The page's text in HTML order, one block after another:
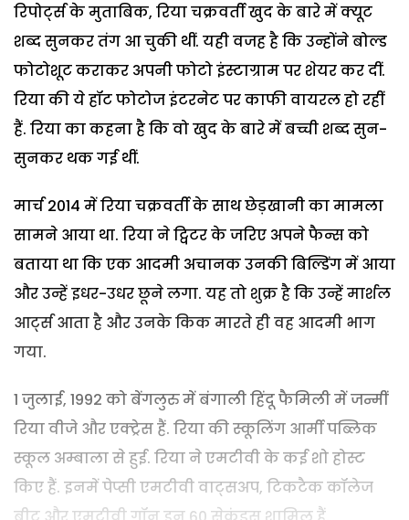
रिपोर्ट्स के मुताबिक, रिया चक्रवर्ती खुद के बारे में क्यूट
शब्द सुनकर तंग आ चुकी थीं. यही वजह है कि उन्होंने बोल्ड
फोटोशूट कराकर अपनी फोटो इंस्टाग्राम पर शेयर कर दीं.
रिया की ये हॉट फोटोज इंटरनेट पर काफी वायरल हो रहीं
हैं. रिया का कहना है कि वो खुद के बारे में बच्ची शब्द सुन-
सुनकर थक गई थीं.
मार्च 2014 में रिया चक्रवर्ती के साथ छेड़खानी का मामला
सामने आया था. रिया ने ट्विटर के जरिए अपने फैन्स को
बताया था कि एक आदमी अचानक उनकी बिल्डिंग में आया
और उन्हें इधर-उधर छूने लगा. यह तो शुक्र है कि उन्हें मार्शल
आर्ट्स आता है और उनके किक मारते ही वह आदमी भाग
गया.
1 जुलाई, 1992 को बेंगलुरु में बंगाली हिंदू फैमिली में जन्मीं
रिया वीजे और एक्ट्रेस हैं. रिया की स्कूलिंग आर्मी पब्लिक
स्कूल अम्बाला से हुई. रिया ने एमटीवी के कई शो होस्ट
किए हैं. इनमें पेप्सी एमटीवी वाट्सअप, टिकटैक कॉलेज